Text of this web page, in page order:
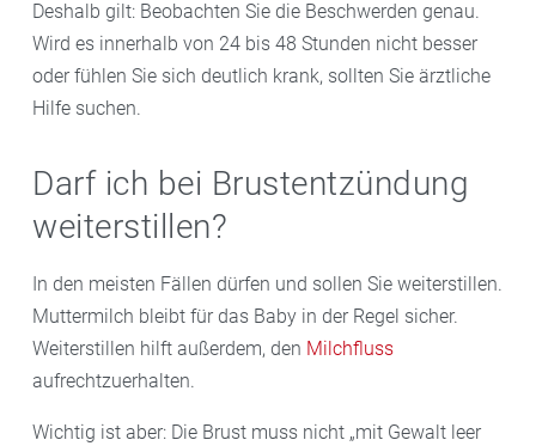
Deshalb gilt: Beobachten Sie die Beschwerden genau.
Wird es innerhalb von 24 bis 48 Stunden nicht besser
oder fühlen Sie sich deutlich krank, sollten Sie ärztliche
Hilfe suchen.
Darf ich bei Brustentzündung
weiterstillen?
In den meisten Fällen dürfen und sollen Sie weiterstillen.
Muttermilch bleibt für das Baby in der Regel sicher.
Weiterstillen hilft außerdem, den Milchfluss
aufrechtzuerhalten.
Wichtig ist aber: Die Brust muss nicht „mit Gewalt leer